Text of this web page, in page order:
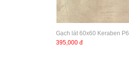
Gạch lát 60x60 Keraben
395,000 đ